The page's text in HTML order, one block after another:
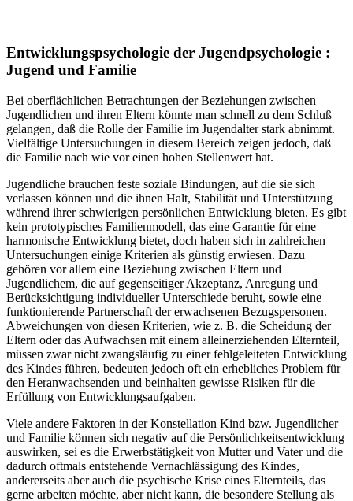
Entwicklungspsychologie der Jugendpsychologie :
Jugend und Familie
Bei oberflächlichen Betrachtungen der Beziehungen zwischen
Jugendlichen und ihren Eltern könnte man schnell zu dem Schluß
gelangen, daß die Rolle der Familie im Jugendalter stark abnimmt.
Vielfältige Untersuchungen in diesem Bereich zeigen jedoch, daß
die Familie nach wie vor einen hohen Stellenwert hat.
Jugendliche brauchen feste soziale Bindungen, auf die sie sich
verlassen können und die ihnen Halt, Stabilität und Unterstützung
während ihrer schwierigen persönlichen Entwicklung bieten. Es gibt
kein prototypisches Familienmodell, das eine Garantie für eine
harmonische Entwicklung bietet, doch haben sich in zahlreichen
Untersuchungen einige Kriterien als günstig erwiesen. Dazu
gehören vor allem eine Beziehung zwischen Eltern und
Jugendlichem, die auf gegenseitiger Akzeptanz, Anregung und
Berücksichtigung individueller Unterschiede beruht, sowie eine
funktionierende Partnerschaft der erwachsenen Bezugspersonen.
Abweichungen von diesen Kriterien, wie z. B. die Scheidung der
Eltern oder das Aufwachsen mit einem alleinerziehenden Elternteil,
müssen zwar nicht zwangsläufig zu einer fehlgeleiteten Entwicklung
des Kindes führen, bedeuten jedoch oft ein erhebliches Problem für
den Heranwachsenden und beinhalten gewisse Risiken für die
Erfüllung von Entwicklungsaufgaben.
Viele andere Faktoren in der Konstellation Kind bzw. Jugendlicher
und Familie können sich negativ auf die Persönlichkeitsentwicklung
auswirken, sei es die Erwerbstätigkeit von Mutter und Vater und die
dadurch oftmals entstehende Vernachlässigung des Kindes,
andererseits aber auch die psychische Krise eines Elternteils, das
gerne arbeiten möchte, aber nicht kann, die besondere Stellung als